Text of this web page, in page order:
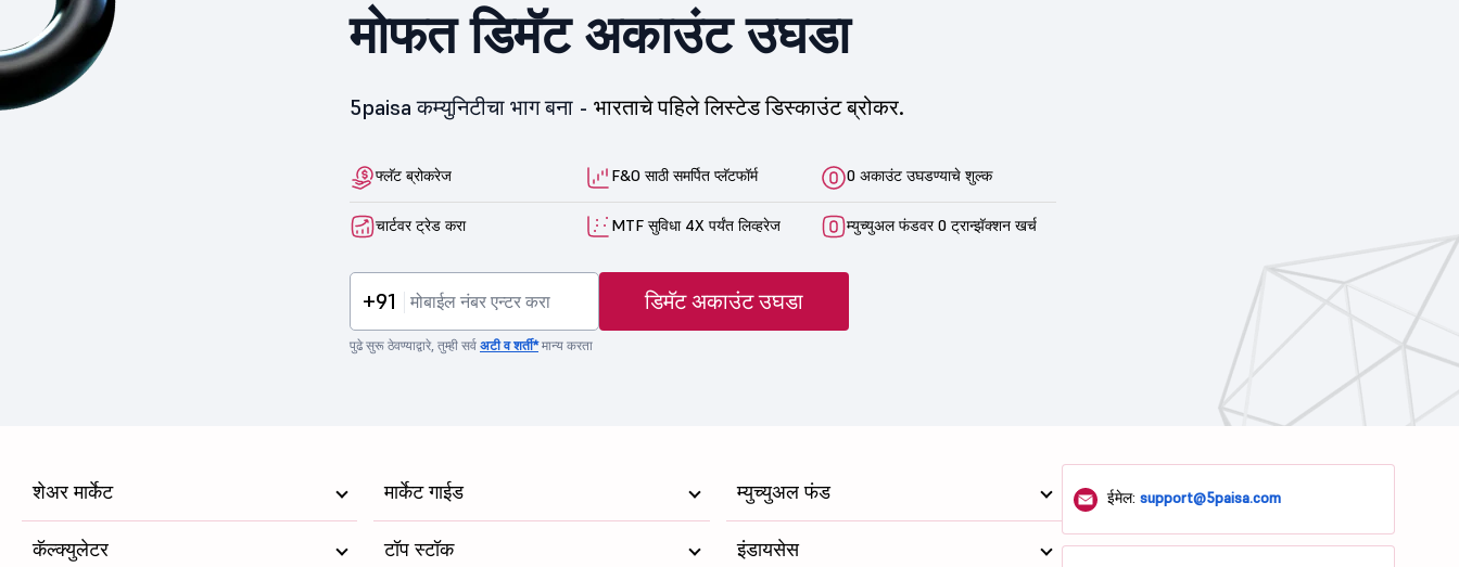
मोफत डिमॅट अकाउंट उघडा
5paisa कम्युनिटीचा भाग बना - भारताचे पहिले लिस्टेड डिस्काउंट ब्रोकर.
फ्लॅट ब्रोकरेज F&O साठी समर्पित प्लॅटफॉर्म 0 अकाउंट उघडण्याचे शुल्क
चार्टवर ट्रेड करा MTF सुविधा 4X पर्यंत लिव्हरेज म्युच्युअल फंडवर 0 ट्रान्झॅक्शन खर्च
+91 डिमॅट अकाउंट उघडा
पुढे सुरू ठेवण्याद्वारे, तुम्ही सर्व अटी व शर्ती*मान्य करता
शेअर मार्केट मार्केट गाईड म्युच्युअल फंड
कॅल्क्युलेटर टॉप स्टॉक इंडायसेस
ईमेल:support@5paisa.com